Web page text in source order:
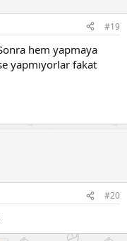
#19
hem yapmaya
yapmıyorlar fakat
#20